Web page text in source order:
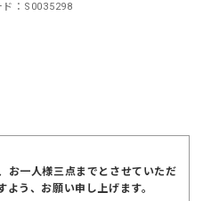
ド：S0035298
お一人様三点までとさせていただ
う、お願い申し上げます。